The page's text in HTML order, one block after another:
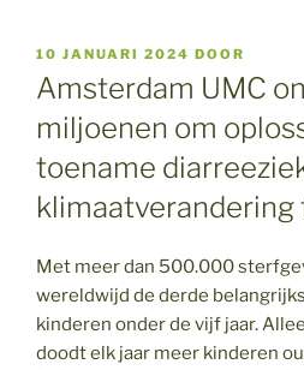
GEPLAATST
OP
10 JANUARI 2024 DOOR
Amsterdam UMC
miljoenen om
toename
klimaatverandering
Met meer dan 500.000
wereldwijd de derde
kinderen onder de vijf jaar.
doodt elk jaar meer kinderen